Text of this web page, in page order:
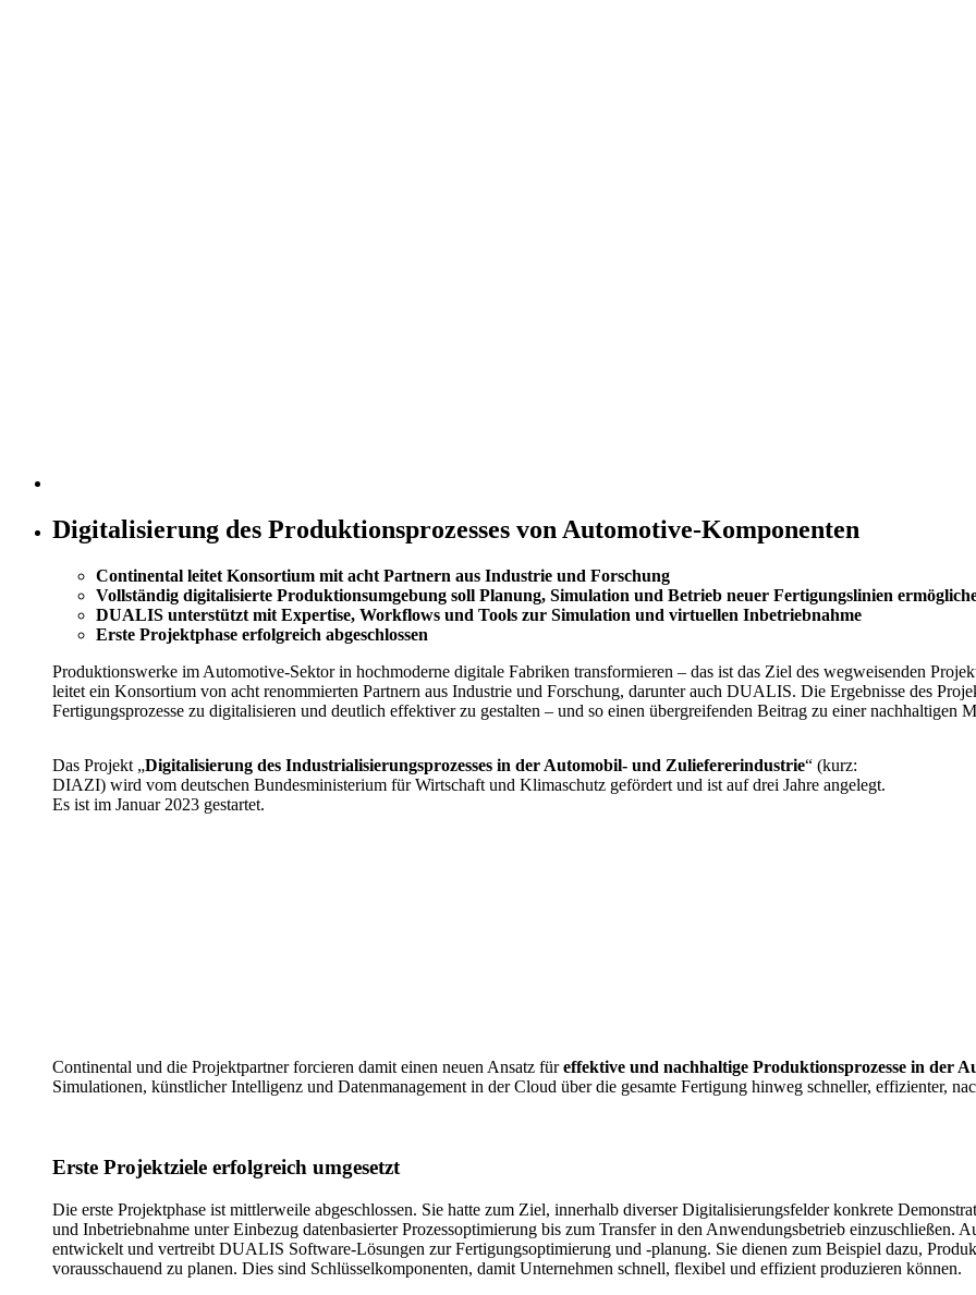
Digitalisierung des Produktionsprozesses von Automotive-Komponenten
Continental leitet Konsortium mit acht Partnern aus Industrie und Forschung
Vollständig digitalisierte Produktionsumgebung soll Planung, Simulation und Betrieb neuer Fertigungslinien
DUALIS unterstützt mit Expertise, Workflows und Tools zur Simulation und virtuellen Inbetriebnahme
Erste Projektphase erfolgreich abgeschlossen
Produktionswerke im Automotive-Sektor in hochmoderne digitale Fabriken transformieren – das ist das Ziel des wegweisenden
leitet ein Konsortium von acht renommierten Partnern aus Industrie und Forschung, darunter auch DUALIS. Die Ergebnisse des
Fertigungsprozesse zu digitalisieren und deutlich effektiver zu gestalten – und so einen übergreifenden Beitrag zu einer nachhaltigen
Das Projekt „Digitalisierung des Industrialisierungsprozesses in der Automobil- und Zuliefererindustrie“ (kurz:
DIAZI) wird vom deutschen Bundesministerium für Wirtschaft und Klimaschutz gefördert und ist auf drei Jahre angelegt.
Es ist im Januar 2023 gestartet.
Continental und die Projektpartner forcieren damit einen neuen Ansatz füreffektive und nachhaltige Produktionsprozesse in der
Simulationen, künstlicher Intelligenz und Datenmanagement in der Cloud über die gesamte Fertigung hinweg schneller, effizienter,
Erste Projektziele erfolgreich umgesetzt
Die erste Projektphase ist mittlerweile abgeschlossen. Sie hatte zum Ziel, innerhalb diverser Digitalisierungsfelder konkrete
und Inbetriebnahme unter Einbezug datenbasierter Prozessoptimierung bis zum Transfer in den Anwendungsbetrieb
entwickelt und vertreibt DUALIS Software-Lösungen zur Fertigungsoptimierung und -planung. Sie dienen zum Beispiel dazu,
vorausschauend zu planen. Dies sind Schlüsselkomponenten, damit Unternehmen schnell, flexibel und effizient produzieren können.